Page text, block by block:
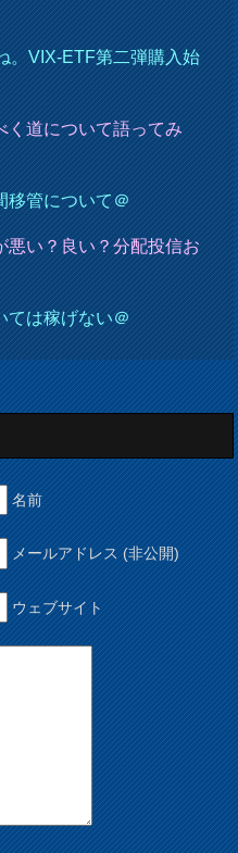
。VIX-ETF第二弾購入始
く道について語ってみ
移管について＠
悪い？良い？分配投信お
ては稼げない＠
名前
メールアドレス (非公開)
ウェブサイト